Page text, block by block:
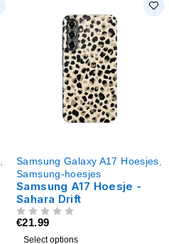
Samsung Galaxy A17 Hoesjes
Samsung-hoesjes
Samsung A17 Hoesje -
Sahara Drift
€21.99
Select options